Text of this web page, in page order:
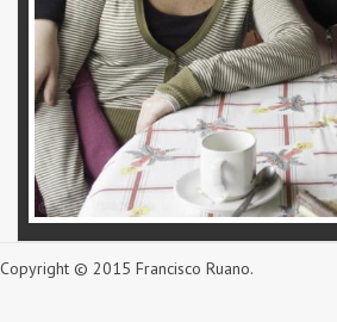
Copyright © 2015 Francisco Ruano.